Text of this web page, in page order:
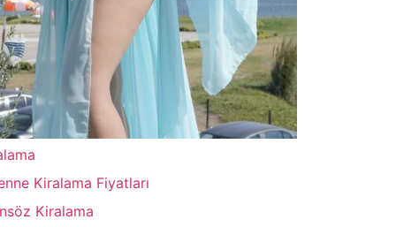
Kiralama Fiyatları
Kiralama